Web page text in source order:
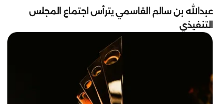
عبدالله بن سالم القاسمي يترأس اجتماع المجلس
التنفيذي